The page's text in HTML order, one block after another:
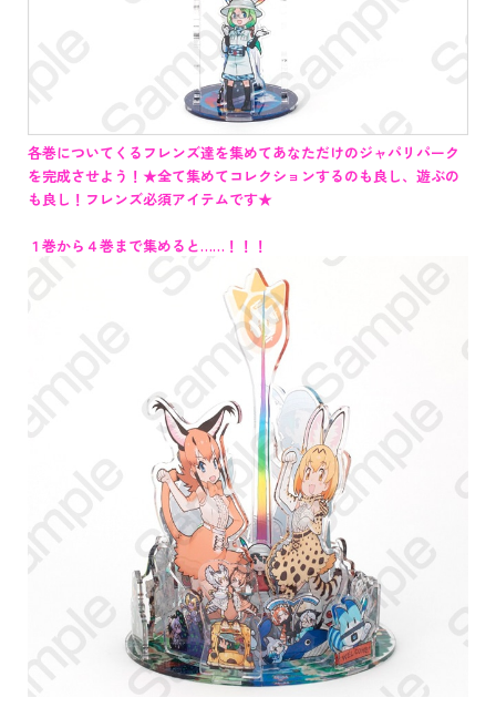
各巻についてくるフレンズ達を集めてあなただけのジャパリパーク
を完成させよう！★全て集めてコレクションするのも良し、遊ぶの
も良し！フレンズ必須アイテムです★
１巻から４巻まで集めると……！！！